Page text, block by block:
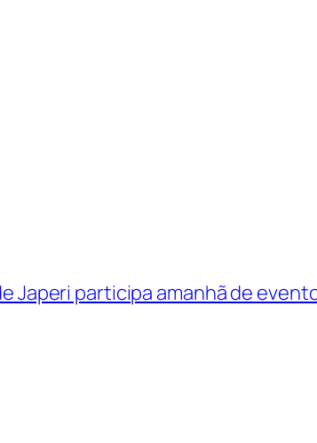
Japeri participa amanhã de